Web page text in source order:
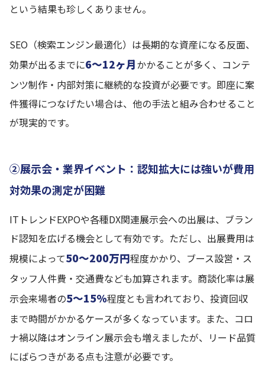
という結果も珍しくありません。
SEO（検索エンジン最適化）は長期的な資産になる反面、
効果が出るまでに6〜12ヶ月かかることが多く、コンテ
ンツ制作・内部対策に継続的な投資が必要です。即座に案
件獲得につなげたい場合は、他の手法と組み合わせること
が現実的です。
②展示会・業界イベント：認知拡大には強いが費用
対効果の測定が困難
ITトレンドEXPOや各種DX関連展示会への出展は、ブラン
ド認知を広げる機会として有効です。ただし、出展費用は
規模によって50〜200万円程度かかり、ブース設営・ス
タッフ人件費・交通費なども加算されます。商談化率は展
示会来場者の5〜15%程度とも言われており、投資回収
まで時間がかかるケースが多くなっています。また、コロ
ナ禍以降はオンライン展示会も増えましたが、リード品質
にばらつきがある点も注意が必要です。